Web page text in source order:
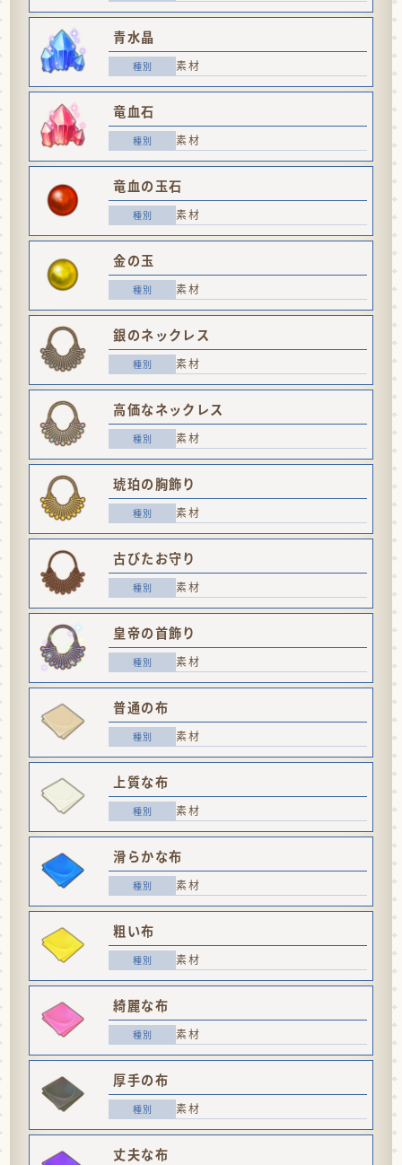
青水晶
素材
竜血石
素材
竜血の玉石
素材
金の玉
素材
銀のネックレス
素材
高価なネックレス
素材
琥珀の胸飾り
素材
古びたお守り
素材
皇帝の首飾り
素材
普通の布
素材
上質な布
素材
滑らかな布
素材
粗い布
素材
綺麗な布
素材
厚手の布
素材
丈夫な布